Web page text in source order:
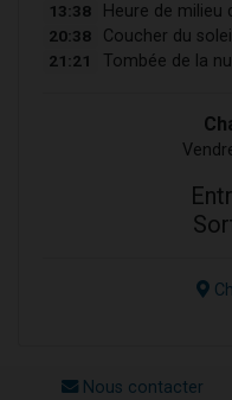
13:38 Heure de milieu
20:38 Coucher du soleil
21:21 Tombée de la
Nous contacter